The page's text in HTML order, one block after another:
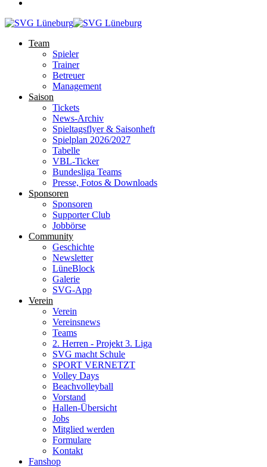
Team
Spieler
Trainer
Betreuer
Management
Saison
Tickets
News-Archiv
Spieltagsflyer & Saisonheft
Spielplan 2026/2027
Tabelle
VBL-Ticker
Bundesliga Teams
Presse, Fotos & Downloads
Sponsoren
Sponsoren
Supporter Club
Jobbörse
Community
Geschichte
Newsletter
LüneBlock
Galerie
SVG-App
Verein
Verein
Vereinsnews
Teams
2. Herren - Projekt 3. Liga
SVG macht Schule
SPORT VERNETZT
Volley Days
Beachvolleyball
Vorstand
Hallen-Übersicht
Jobs
Mitglied werden
Formulare
Kontakt
Fanshop